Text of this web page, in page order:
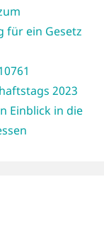
für ein Gesetz
2023
Einblick in die